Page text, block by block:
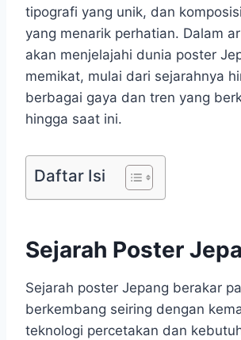
tipografi yang unik, dan
yang menarik perhatian. Dalam
akan menjelajahi dunia poster
memikat, mulai dari sejarahnya
berbagai gaya dan tren yang
hingga saat ini.
Daftar Isi
Sejarah Poster
Sejarah poster Jepang berakar
berkembang seiring dengan
teknologi percetakan dan